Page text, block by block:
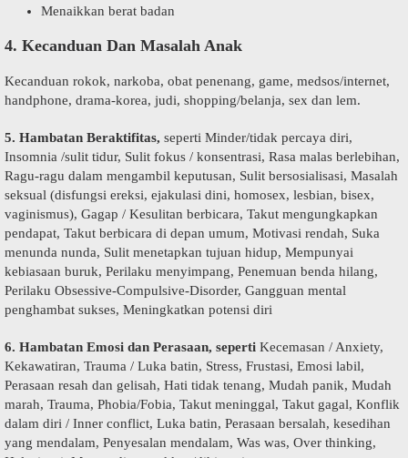
Menaikkan berat badan
4. Kecanduan Dan Masalah Anak
Kecanduan rokok, narkoba, obat penenang, game, medsos/internet,
handphone, drama-korea, judi, shopping/belanja, sex dan lem.
5. Hambatan Beraktifitas, seperti Minder/tidak percaya diri,
Insomnia /sulit tidur, Sulit fokus / konsentrasi, Rasa malas berlebihan,
Ragu-ragu dalam mengambil keputusan, Sulit bersosialisasi, Masalah
seksual (disfungsi ereksi, ejakulasi dini, homosex, lesbian, bisex,
vaginismus), Gagap / Kesulitan berbicara, Takut mengungkapkan
pendapat, Takut berbicara di depan umum, Motivasi rendah, Suka
menunda nunda, Sulit menetapkan tujuan hidup, Mempunyai
kebiasaan buruk, Perilaku menyimpang, Penemuan benda hilang,
Perilaku Obsessive-Compulsive-Disorder, Gangguan mental
penghambat sukses, Meningkatkan potensi diri
6. Hambatan Emosi dan Perasaan, seperti Kecemasan / Anxiety,
Kekawatiran, Trauma / Luka batin, Stress, Frustasi, Emosi labil,
Perasaan resah dan gelisah, Hati tidak tenang, Mudah panik, Mudah
marah, Trauma, Phobia/Fobia, Takut meninggal, Takut gagal, Konflik
dalam diri / Inner conflict, Luka batin, Perasaan bersalah, kesedihan
yang mendalam, Penyesalan mendalam, Was was, Over thinking,